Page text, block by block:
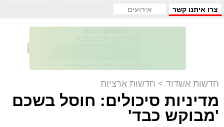
צרו איתנו קשר
אירועים
חדשות אשדוד > חדשות ארציות
מדיניות סיכולים: חוסל בשכם
'מבוקש כבד'